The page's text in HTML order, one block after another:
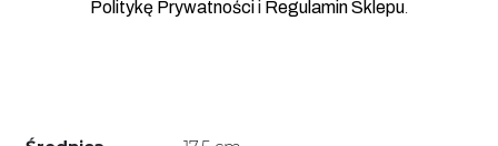
Politykę Prywatnościi Regulamin Sklepu.